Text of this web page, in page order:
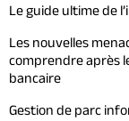
Le guide ultime de
Les nouvelles
comprendre après
bancaire
Gestion de parc